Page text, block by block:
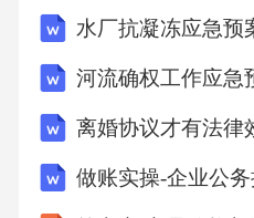
对方因此遭受的全部损
第十条不可抗力
由于不可抗力导致任何
水厂抗凝冻应急预
河流确权工作应急
离婚协议才有法律
做账实操-企业公